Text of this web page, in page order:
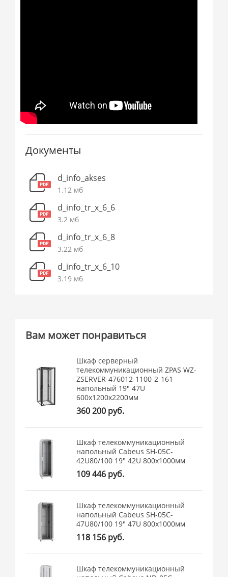
Документы
d_info_akses
1.12 мб
d_info_tr_x_6_6
3.2 мб
d_info_tr_x_6_8
3.22 мб
d_info_tr_x_6_10
3.19 мб
Вам может понравиться
Шкаф серверный
телекоммуникационный ZPAS WZ-
ZSERVER-476012-1100-2-161
напольный 19" 47U
600x1200x2200мм
360 200 руб.
Шкаф телекоммуникационный
напольный Cabeus SH-05C-
42U80/100 19" 42U 800x1000мм
109 446 руб.
Шкаф телекоммуникационный
напольный Cabeus SH-05C-
47U80/100 19" 47U 800x1000мм
118 156 руб.
Шкаф телекоммуникационный